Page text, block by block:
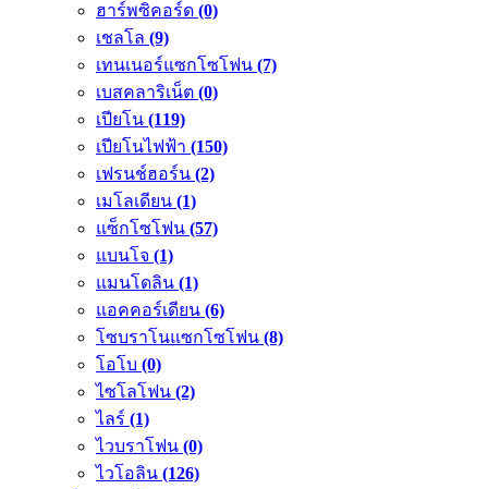
ฮาร์พซิคอร์ด (0)
เชลโล (9)
เทนเนอร์แซกโซโฟน (7)
เบสคลาริเน็ต (0)
เปียโน (119)
เปียโนไฟฟ้า (150)
เฟรนช์ฮอร์น (2)
เมโลเดียน (1)
แซ็กโซโฟน (57)
แบนโจ (1)
แมนโดลิน (1)
แอคคอร์เดียน (6)
โซบราโนแซกโซโฟน (8)
โอโบ (0)
ไซโลโฟน (2)
ไลร์ (1)
ไวบราโฟน (0)
ไวโอลิน (126)